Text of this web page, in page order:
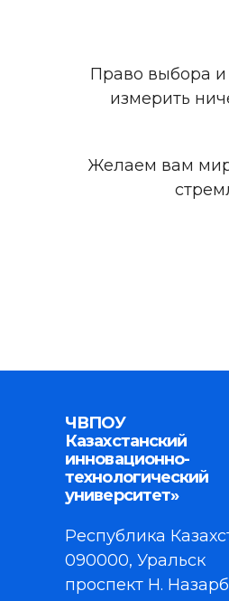
Право выбора и
измерить
Желаем вам
ЧВПОУ
Казахстанский
инновационно-
технологический
университет»
Республика
090000, Уральск
проспект Н.